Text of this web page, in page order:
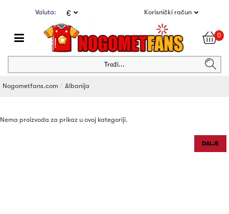
Valuta: € Korisnički račun
0
Traži...
Nogometfans.com Albanija
Nema proizvoda za prikaz u ovoj kategoriji.
DALJE